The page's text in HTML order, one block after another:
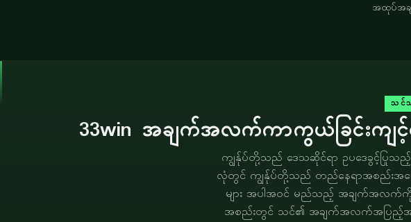
အထုပ်အခ
သင်
33win အချက်အလက်ကာကွယ်ခြင်းကျင့်
ကျွန်ုပ်တို့သည် ဒေသဆိုင်ရာ ဥပဒေခွင့်ပြု
လုံတွင် ကျွန်ုပ်တို့သည် တည်နေရာအစည်းအဝေး
များ အပါအဝင် မည်သည့် အချက်အလက်
အစည်းတွင် သင်၏ အချက်အလက်အပြည့်အစုံ